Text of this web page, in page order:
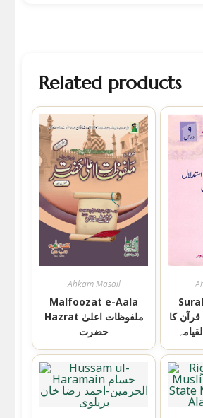
Related products
Ahkam Masail
Malfoozat e-Aala
Hazrat ملفوظات اعلیٰ
حضرت
کا